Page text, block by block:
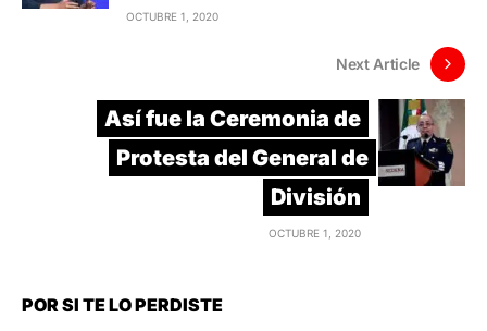
OCTUBRE 1, 2020
Next Article
Así fue la Ceremonia de
Protesta del General de
División
OCTUBRE 1, 2020
POR SI TE LO PERDISTE